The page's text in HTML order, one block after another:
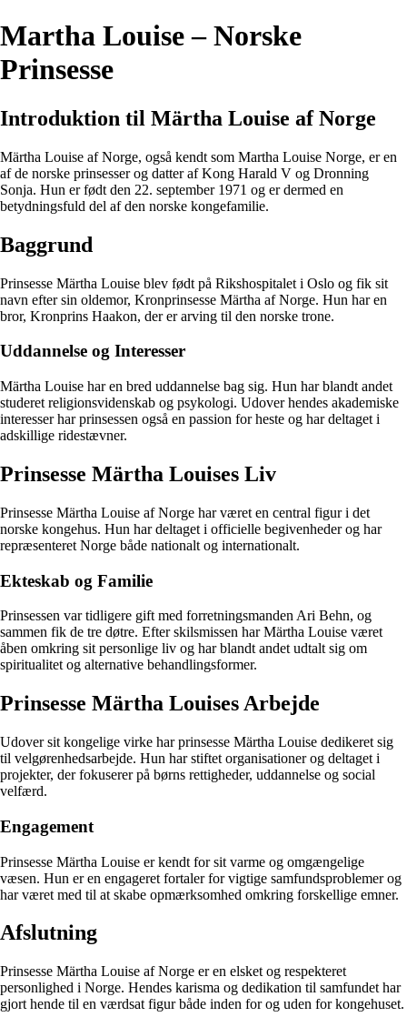
Martha Louise – Norske
Prinsesse
Introduktion til Märtha Louise af Norge
Märtha Louise af Norge, også kendt som Martha Louise Norge, er en
af de norske prinsesser og datter af Kong Harald V og Dronning
Sonja. Hun er født den 22. september 1971 og er dermed en
betydningsfuld del af den norske kongefamilie.
Baggrund
Prinsesse Märtha Louise blev født på Rikshospitalet i Oslo og fik sit
navn efter sin oldemor, Kronprinsesse Märtha af Norge. Hun har en
bror, Kronprins Haakon, der er arving til den norske trone.
Uddannelse og Interesser
Märtha Louise har en bred uddannelse bag sig. Hun har blandt andet
studeret religionsvidenskab og psykologi. Udover hendes akademiske
interesser har prinsessen også en passion for heste og har deltaget i
adskillige ridestævner.
Prinsesse Märtha Louises Liv
Prinsesse Märtha Louise af Norge har været en central figur i det
norske kongehus. Hun har deltaget i officielle begivenheder og har
repræsenteret Norge både nationalt og internationalt.
Ekteskab og Familie
Prinsessen var tidligere gift med forretningsmanden Ari Behn, og
sammen fik de tre døtre. Efter skilsmissen har Märtha Louise været
åben omkring sit personlige liv og har blandt andet udtalt sig om
spiritualitet og alternative behandlingsformer.
Prinsesse Märtha Louises Arbejde
Udover sit kongelige virke har prinsesse Märtha Louise dedikeret sig
til velgørenhedsarbejde. Hun har stiftet organisationer og deltaget i
projekter, der fokuserer på børns rettigheder, uddannelse og social
velfærd.
Engagement
Prinsesse Märtha Louise er kendt for sit varme og omgængelige
væsen. Hun er en engageret fortaler for vigtige samfundsproblemer og
har været med til at skabe opmærksomhed omkring forskellige emner.
Afslutning
Prinsesse Märtha Louise af Norge er en elsket og respekteret
personlighed i Norge. Hendes karisma og dedikation til samfundet har
gjort hende til en værdsat figur både inden for og uden for kongehuset.